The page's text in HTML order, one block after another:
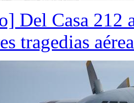
Del Casa 212
tragedias